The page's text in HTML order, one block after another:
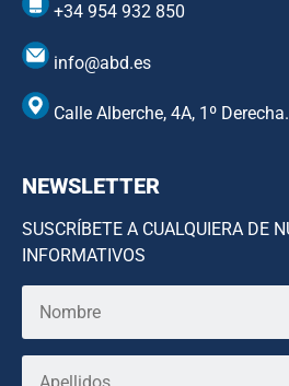
+34 954 932 850
info@abd.es
Calle Alberche, 4A, 1º
NEWSLETTER
SUSCRÍBETE A CUALQUIERA DE
INFORMATIVOS